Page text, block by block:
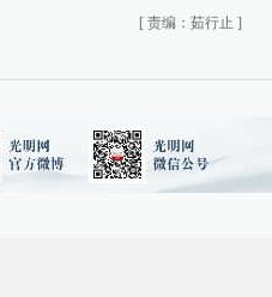
[ 责编：茹行止 ]